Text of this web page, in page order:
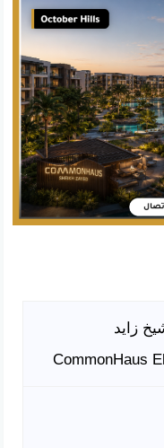
زايد
CommonHaus